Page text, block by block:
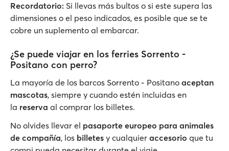
Recordatorio: Si llevas más bultos o si este supera las
dimensiones o el peso indicados, es posible que se te
cobre un suplemento al embarcar.
¿Se puede viajar en los ferries Sorrento -
Positano con perro?
La mayoría de los barcos Sorrento - Positano aceptan
mascotas, siempre y cuando estén incluidas en
la reserva al comprar los billetes.
No olvides llevar el pasaporte europeo para animales
de compañía, los billetes y cualquier accesorio que tu